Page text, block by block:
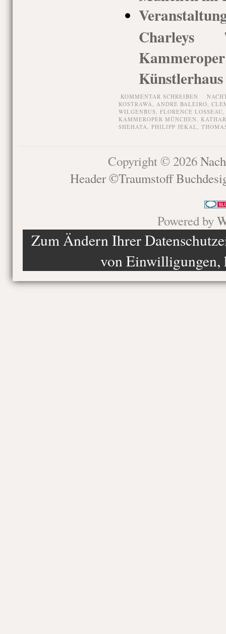
Charleys
Künstlerhaus
KOMMENTAR SCHREIBEN
KOSTRAWA, ANDRÉ BALEIRO,
WILGENBUS, FLORENCE LOSSEAU
KAMMEROPER MÜNCHEN,
SHEHATA, PHILIPP JEKAL,
Copyright © 2026
Header ©Traumstoff
Powered by
Zum Ändern Ihrer
von